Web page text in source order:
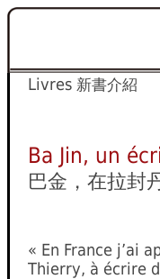
Livres 新書介紹
Ba Jin, un
巴金，在拉封
« En France j’ai
Thierry, à écrire